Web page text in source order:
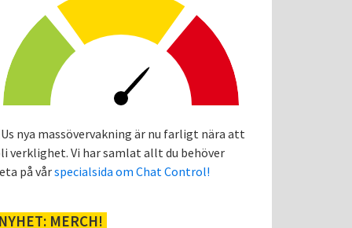
nya massövervakning är nu farligt nära att
verklighet. Vi har samlat allt du behöver
på vårspecialsida om Chat Control!
NYHET: MERCH!